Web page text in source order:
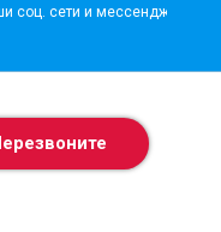
соц. сети и мессенджеры